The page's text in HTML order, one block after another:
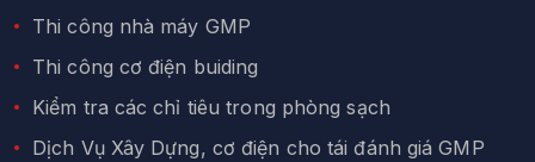
Thi công nhà máy GMP
Thi công cơ điện buiding
Kiểm tra các chỉ tiêu trong phòng sạch
Dịch Vụ Xây Dựng, cơ điện cho tái đánh giá GMP